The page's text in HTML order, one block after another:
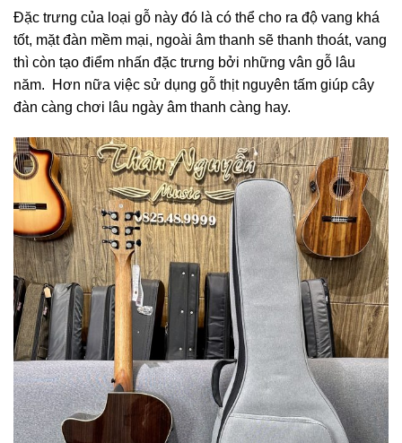
Đặc trưng của loại gỗ này đó là có thể cho ra độ vang khá
tốt, mặt đàn mềm mại, ngoài âm thanh sẽ thanh thoát, vang
thì còn tạo điểm nhấn đặc trưng bởi những vân gỗ lâu
năm. Hơn nữa việc sử dụng gỗ thịt nguyên tấm giúp cây
đàn càng chơi lâu ngày âm thanh càng hay.